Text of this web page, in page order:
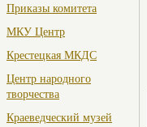
Приказы комитета
МКУ Центр
Крестецкая МКДС
Центр народного
творчества
Краеведческий музей